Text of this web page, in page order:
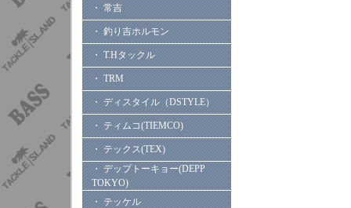
・ 常吉
・ 釣り吉ホルモン
・ T.Hタックル
・ TRM
・ ディスタイル（DSTYLE）
・ ティムコ(TIEMCO)
・ テックス(TEX)
・ デップトーキョー(DEPP
TOKYO)
・ テッケル